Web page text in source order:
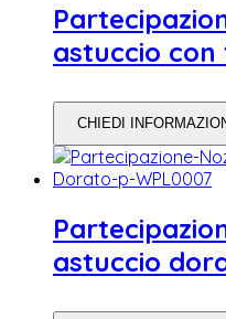
astuccio
CHIEDI
astuccio